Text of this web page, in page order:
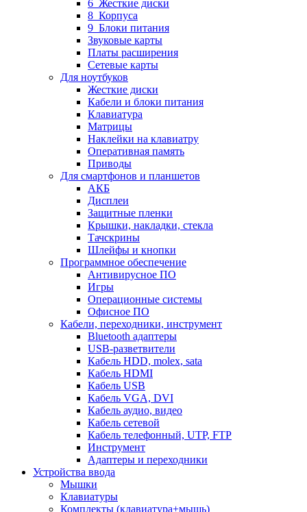
6_Жесткие диски
8_Корпуса
9_Блоки питания
Звуковые карты
Платы расширения
Сетевые карты
Для ноутбуков
Жесткие диски
Кабели и блоки питания
Клавиатура
Матрицы
Наклейки на клавиатру
Оперативная память
Приводы
Для смартфонов и планшетов
АКБ
Дисплеи
Защитные пленки
Крышки, накладки, стекла
Тачскрины
Шлейфы и кнопки
Программное обеспечение
Антивирусное ПО
Игры
Операционные системы
Офисное ПО
Кабели, переходники, инструмент
Bluetooth адаптеры
USB-разветвители
Кабель HDD, molex, sata
Кабель HDMI
Кабель USB
Кабель VGA, DVI
Кабель аудио, видео
Кабель сетевой
Кабель телефонный, UTP, FTP
Инструмент
Адаптеры и переходники
Устройства ввода
Мышки
Клавиатуры
Комплекты (клавиатура+мышь)